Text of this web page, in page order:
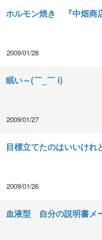
ホルモン焼き 『中畑商
2009/01/28
眠い～(￣_￣ i)
2009/01/27
目標立てたのはいいけれ
2009/01/26
血液型 自分の説明書メ